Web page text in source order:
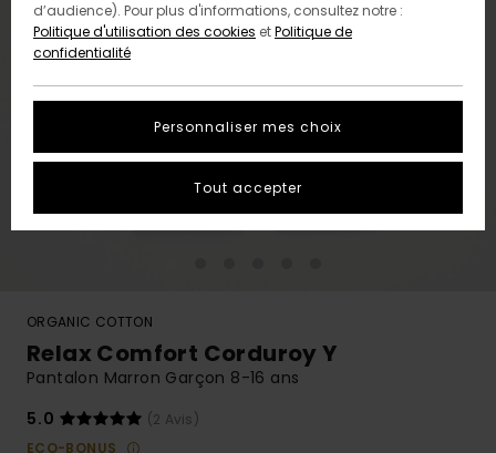
ORGANIC COTTON
Relax Comfort Corduroy Y
Pantalon Marron Garçon 8-16 ans
5.0
(2 Avis)
ECO-BONUS
d’audience). Pour plus d'informations, consultez notre :
Politique d'utilisation des cookies etPolitique de
confidentialité
Personnaliser mes choix
Tout accepter